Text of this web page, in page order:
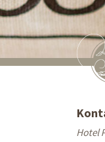
Hotel